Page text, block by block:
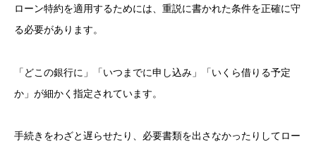
ローン特約を適用するためには、重説に書かれた条件を正確に守
る必要があります。
「どこの銀行に」「いつまでに申し込み」「いくら借りる予定
か」が細かく指定されています。
手続きをわざと遅らせたり、必要書類を出さなかったりしてロー